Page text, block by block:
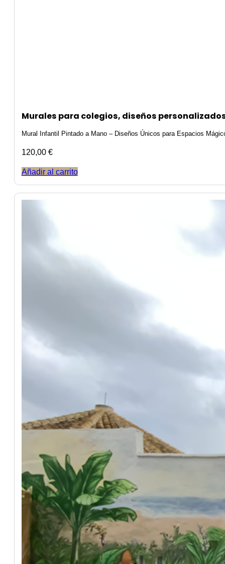
Murales para colegios, diseños
Mural Infantil Pintado a Mano – Diseños Únicos para Espacios
120,00 €
Añadir al carrito